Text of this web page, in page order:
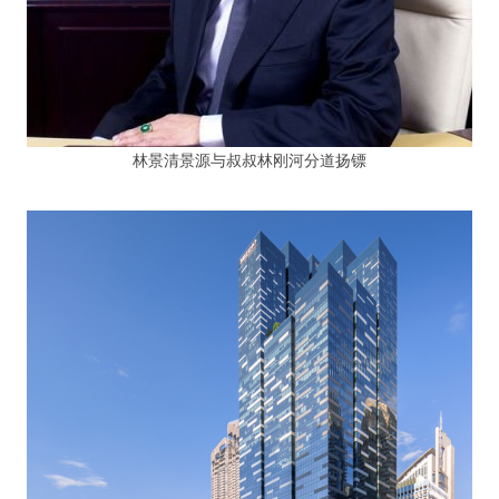
林景清景源与叔叔林刚河分道扬镖